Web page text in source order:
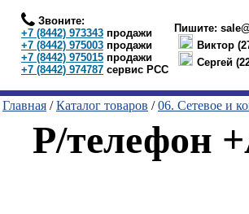
Звоните:
+7 (8442) 973343 продажи
+7 (8442) 975003 продажи
+7 (8442) 975015 продажи
+7 (8442) 974787 сервис РСС
Пишите:
Виктор
Сергей
Главная /Каталог товаров /06. Сетевое и
Р/телефон